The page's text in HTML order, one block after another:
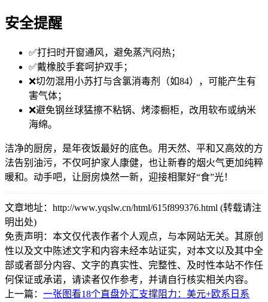
安全提醒
✅打扫时开窗通风，避免蒸汽闷热；
✅戴橡胶手套呵护双手；
❌切勿混用小苏打与含氯消毒剂（如84），可能产生有
害气体；
❌避免钢丝球猛擦不粘锅、烤漆橱柜，改用软布或纳米
海绵。
洁净的厨房，是年夜饭最好的底色。用天然、平和又高效的方
法告别油污，不仅呵护家人康健，也让新春的烟火气更加纯粹
暖和。动手吧，让厨房焕然一新，迎接相聚好“食”光！
文章地址：http://www.yqslw.cn/html/615f899376.html (转载请注
明出处)
免责声明：本文仅代表作者个人观点，与本网站无关。其原创
性以及文中陈述文字和内容未经本站证实，对本文以及其中全
部或者部分内容、文字的真实性、完整性、及时性本站不作任
何保证或承诺，请读者仅作参考，并请自行核实相关内容。
上一篇： 一张图看18个直盘外汇支撑阻力：美元+欧系日系